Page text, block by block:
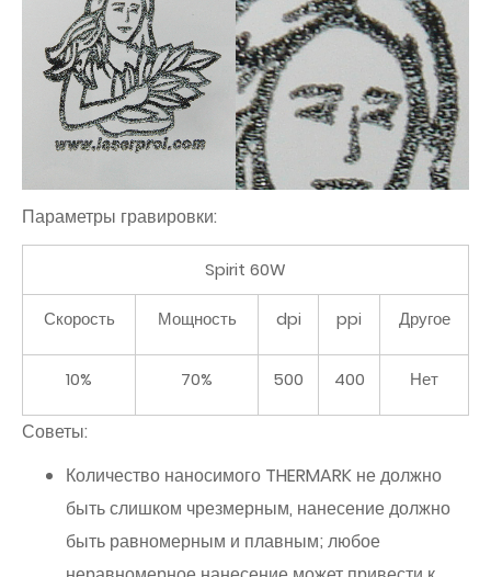
Параметры гравировки:
Spirit 60W
Скорость Мощность dpi ppi Другое
10% 70% 500 400 Нет
Советы:
Количество наносимого THERMARK не должно
быть слишком чрезмерным, нанесение должно
быть равномерным и плавным; любое